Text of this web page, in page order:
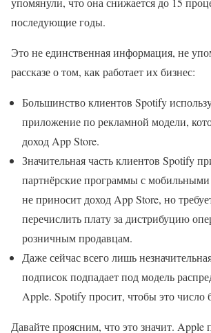
последующие годы.
Это не единственная информация, не
рассказе о том, как работает их бизнес:
Большинство клиентов Spotify
приложение по рекламной модели,
доход App Store.
Значительная часть клиентов Spotify
партнёрские программы с
не приносит доход App Store, но
перечислить плату за дистрибуцию
розничным продавцам.
Даже сейчас всего лишь
подписок подпадает под модель
Apple. Spotify просит, чтобы это
Давайте проясним, что это значит. Apple